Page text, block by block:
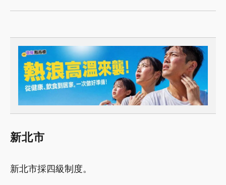
新北市
新北市採四級制度。